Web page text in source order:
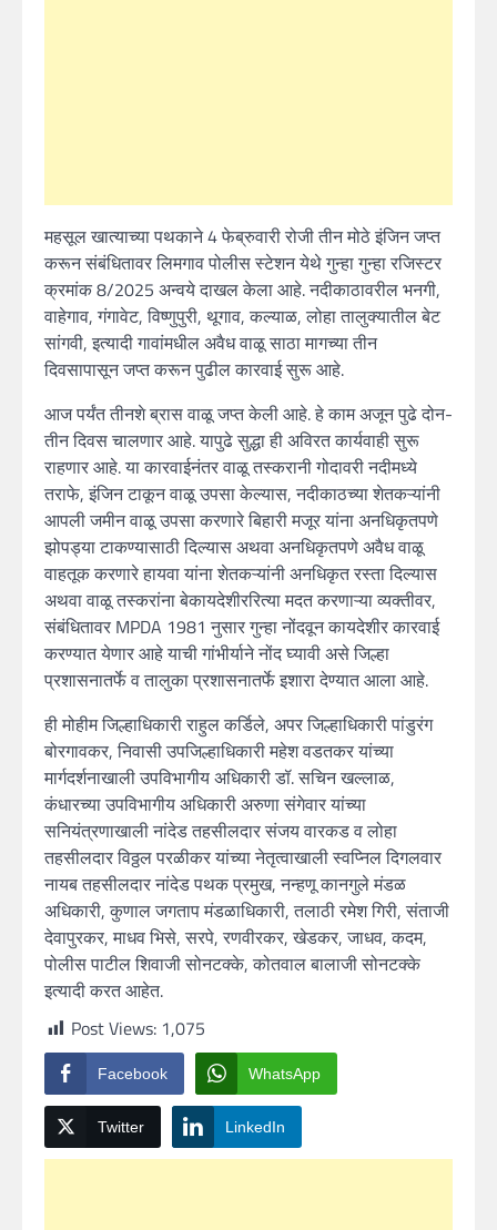
महसूल खात्याच्या पथकाने 4 फेब्रुवारी रोजी तीन मोठे इंजिन जप्त
करून संबंधितावर लिमगाव पोलीस स्टेशन येथे गुन्हा गुन्हा रजिस्टर
क्रमांक 8/2025 अन्वये दाखल केला आहे. नदीकाठावरील भनगी,
वाहेगाव, गंगावेट, विष्णुपुरी, थूगाव, कल्याळ, लोहा तालुक्यातील बेट
सांगवी, इत्यादी गावांमधील अवैध वाळू साठा मागच्या तीन
दिवसापासून जप्त करून पुढील कारवाई सुरू आहे.
आज पर्यंत तीनशे ब्रास वाळू जप्त केली आहे. हे काम अजून पुढे दोन-
तीन दिवस चालणार आहे. यापुढे सुद्धा ही अविरत कार्यवाही सुरू
राहणार आहे. या कारवाईनंतर वाळू तस्करानी गोदावरी नदीमध्ये
तराफे, इंजिन टाकून वाळू उपसा केल्यास, नदीकाठच्या शेतकऱ्यांनी
आपली जमीन वाळू उपसा करणारे बिहारी मजूर यांना अनधिकृतपणे
झोपड्या टाकण्यासाठी दिल्यास अथवा अनधिकृतपणे अवैध वाळू
वाहतूक करणारे हायवा यांना शेतकऱ्यांनी अनधिकृत रस्ता दिल्यास
अथवा वाळू तस्करांना बेकायदेशीररित्या मदत करणाऱ्या व्यक्तीवर,
संबंधितावर MPDA 1981 नुसार गुन्हा नोंदवून कायदेशीर कारवाई
करण्यात येणार आहे याची गांभीर्याने नोंद घ्यावी असे जिल्हा
प्रशासनातर्फे व तालुका प्रशासनातर्फे इशारा देण्यात आला आहे.
ही मोहीम जिल्हाधिकारी राहुल कर्डिले, अपर जिल्हाधिकारी पांडुरंग
बोरगावकर, निवासी उपजिल्हाधिकारी महेश वडतकर यांच्या
मार्गदर्शनाखाली उपविभागीय अधिकारी डॉ. सचिन खल्लाळ,
कंधारच्या उपविभागीय अधिकारी अरुणा संगेवार यांच्या
सनियंत्रणाखाली नांदेड तहसीलदार संजय वारकड व लोहा
तहसीलदार विठ्ठल परळीकर यांच्या नेतृत्वाखाली स्वप्निल दिगलवार
नायब तहसीलदार नांदेड पथक प्रमुख, नन्हणू कानगुले मंडळ
अधिकारी, कुणाल जगताप मंडळाधिकारी, तलाठी रमेश गिरी, संताजी
देवापुरकर, माधव भिसे, सरपे, रणवीरकर, खेडकर, जाधव, कदम,
पोलीस पाटील शिवाजी सोनटक्के, कोतवाल बालाजी सोनटक्के
इत्यादी करत आहेत.
Post Views: 1,075
Facebook WhatsApp
Twitter LinkedIn